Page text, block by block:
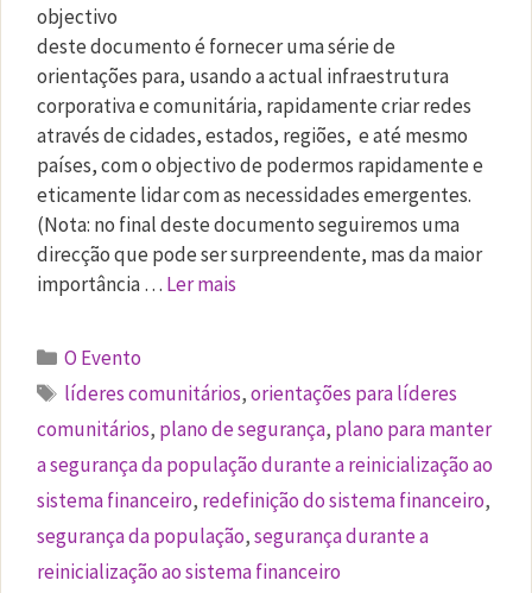
objectivo
deste documento é fornecer uma série de
orientações para, usando a actual infraestrutura
corporativa e comunitária, rapidamente criar redes
através de cidades, estados, regiões, e até mesmo
países, com o objectivo de podermos rapidamente e
eticamente lidar com as necessidades emergentes.
(Nota: no final deste documento seguiremos uma
direcção que pode ser surpreendente, mas da maior
importância … Ler mais
Categorias
O Evento
Etiquetas
líderes comunitários,orientações para líderes
comunitários, plano de segurança, plano para manter
a segurança da população durante a reinicialização ao
sistema financeiro, redefinição do sistema financeiro,
segurança da população,segurança durante a
reinicialização ao sistema financeiro